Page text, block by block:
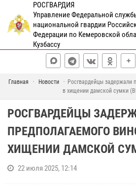
РОСГВАРДИЯ
Управление Федеральной
национальной гвардии
Федерации по Кемеровской
Кузбассу
Главная Новости
Росгвардейцы задержали
в хищении дамской сумки
РОСГВАРДЕЙЦЫ
ПРЕДПОЛАГАЕМОГО
ХИЩЕНИИ ДАМСКОЙ
22 июля 2025, 12:14